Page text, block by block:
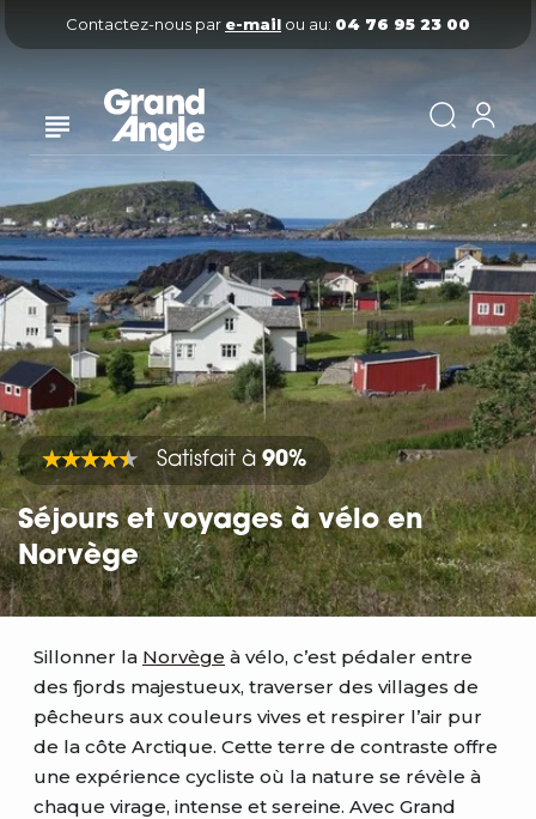
Contactez-nous par e-mail ou au: 04 76 95 23 00
Satisfait à 90%
Séjours et voyages à vélo en
Norvège
Sillonner la Norvège à vélo, c’est pédaler entre
des fjords majestueux, traverser des villages de
pêcheurs aux couleurs vives et respirer l’air pur
de la côte Arctique. Cette terre de contraste offre
une expérience cycliste où la nature se révèle à
chaque virage, intense et sereine. Avec Grand